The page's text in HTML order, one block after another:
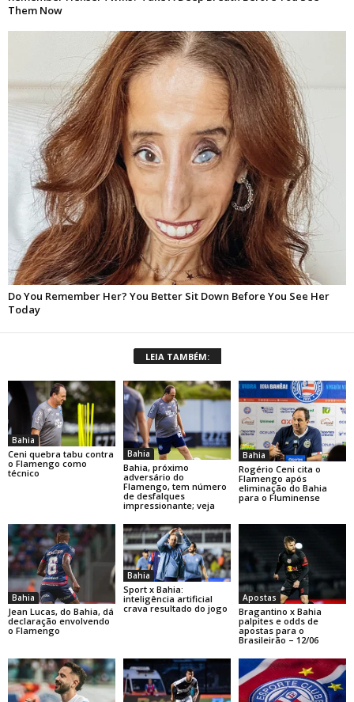
LEIA TAMBÉM:
Bahia
Ceni quebra tabu contra
o Flamengo como
técnico
Bahia
Bahia, próximo
adversário do
Flamengo, tem número
de desfalques
impressionante; veja
Bahia
Rogério Ceni cita o
Flamengo após
eliminação do Bahia
para o Fluminense
Bahia
Jean Lucas, do Bahia, dá
declaração envolvendo
o Flamengo
Bahia
Sport x Bahia:
inteligência artificial
crava resultado do jogo
Apostas
Bragantino x Bahia
palpites e odds de
apostas para o
Brasileirão – 12/06